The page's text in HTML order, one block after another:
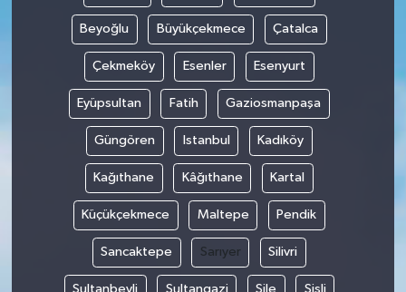
Beyoğlu Büyükçekmece Çatalca
Çekmeköy Esenler Esenyurt
Eyüpsultan Fatih Gaziosmanpaşa
Güngören Istanbul Kadıköy
Kağıthane Kâğıthane Kartal
Küçükçekmece Maltepe Pendik
Sancaktepe Sarıyer Silivri
Sultanbeyli Sultangazi Şile Şişli